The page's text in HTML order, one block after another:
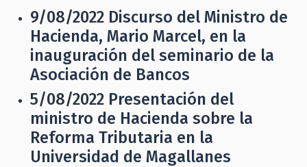
9/08/2022 Discurso del Ministro de
Hacienda, Mario Marcel, en la
inauguración del seminario de la
Asociación de Bancos
5/08/2022 Presentación del
ministro de Hacienda sobre la
Reforma Tributaria en la
Universidad de Magallanes